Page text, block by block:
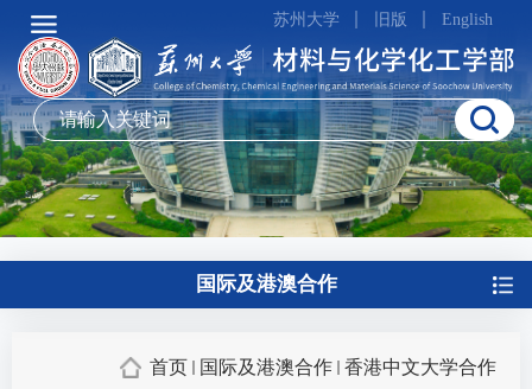
苏州大学 旧版 English
国际及港澳合作
首页 国际及港澳合作 香港中文大学合作